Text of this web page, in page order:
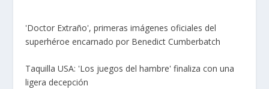
'Doctor Extraño', primeras imágenes oficiales del
superhéroe encarnado por Benedict Cumberbatch
Taquilla USA: 'Los juegos del hambre' finaliza con una
ligera decepción